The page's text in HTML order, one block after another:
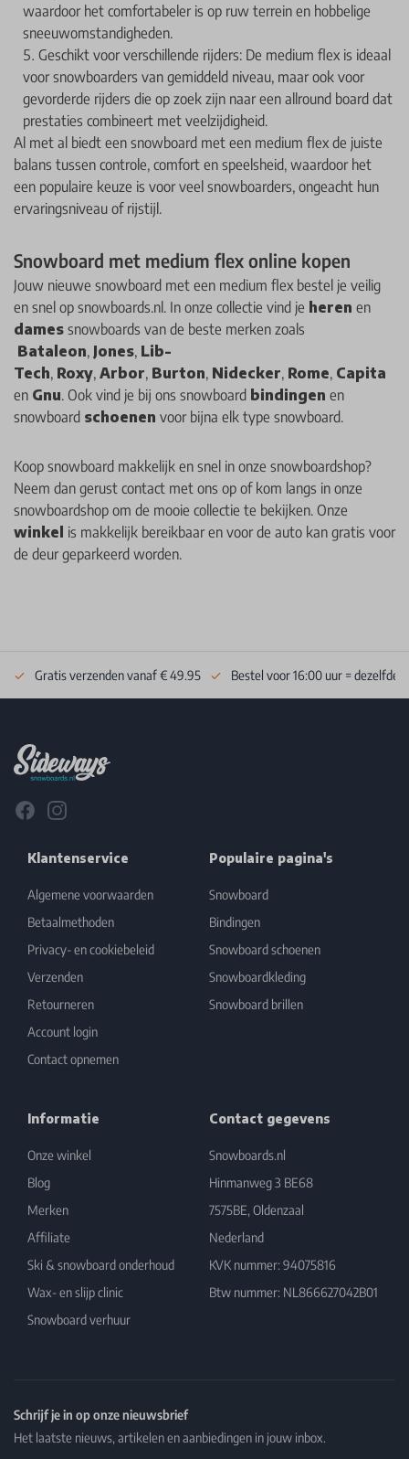
waardoor het comfortabeler is op ruw terrein en hobbelige
sneeuwomstandigheden.
Geschikt voor verschillende rijders: De medium flex is ideaal
voor snowboarders van gemiddeld niveau, maar ook voor
gevorderde rijders die op zoek zijn naar een allround board dat
prestaties combineert met veelzijdigheid.
Al met al biedt een snowboard met een medium flex de juiste
balans tussen controle, comfort en speelsheid, waardoor het
een populaire keuze is voor veel snowboarders, ongeacht hun
ervaringsniveau of rijstijl.
Snowboard met medium flex online kopen
Jouw nieuwe snowboard met een medium flex bestel je veilig
en snel op snowboards.nl. In onze collectie vind je heren en
dames snowboards van de beste merken zoals
Bataleon, Jones, Lib-
Tech, Roxy, Arbor, Burton, Nidecker, Rome, Capita
en Gnu. Ook vind je bij ons snowboard bindingen en
snowboard schoenen voor bijna elk type snowboard.
Koop snowboard makkelijk en snel in onze snowboardshop?
Neem dan gerust contact met ons op of kom langs in onze
snowboardshop om de mooie collectie te bekijken. Onze
winkel is makkelijk bereikbaar en voor de auto kan gratis voor
de deur geparkeerd worden.
Gratis verzenden vanaf € 49.95 Bestel voor 16:00 uur = dezelfde
FacebookInstagram
Klantenservice
Algemene voorwaarden
Betaalmethoden
Privacy- en cookiebeleid
Verzenden
Retourneren
Account login
Contact opnemen
Populaire pagina's
Snowboard
Bindingen
Snowboard schoenen
Snowboardkleding
Snowboard brillen
Informatie
Onze winkel
Blog
Merken
Affiliate
Ski & snowboard onderhoud
Wax- en slijp clinic
Snowboard verhuur
Contact gegevens
Snowboards.nl
Hinmanweg 3 BE68
7575BE, Oldenzaal
Nederland
KVK nummer: 94075816
Btw nummer: NL866627042B01
Schrijf je in op onze nieuwsbrief
Het laatste nieuws, artikelen en aanbiedingen in jouw inbox.